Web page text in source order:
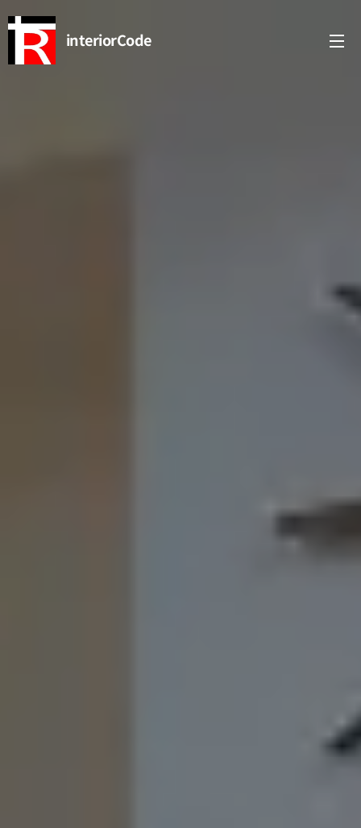
interiorCode